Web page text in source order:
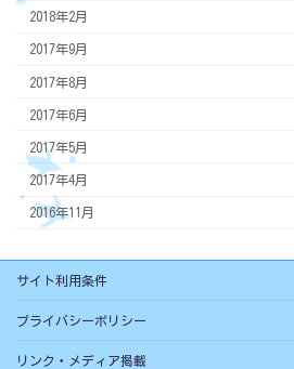
2018年2月
2017年9月
2017年8月
2017年6月
2017年5月
2017年4月
2016年11月
サイト利用条件
プライバシーポリシー
リンク・メディア掲載